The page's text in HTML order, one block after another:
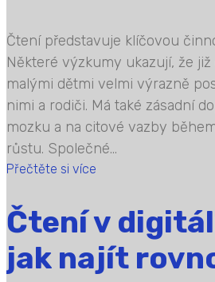
Čtení představuje klíčovou
Některé výzkumy ukazují, že
malými dětmi velmi výrazně
nimi a rodiči. Má také zásadní
mozku a na citové vazby
růstu. Společné...
Přečtěte si více
Čtení v
jak najít